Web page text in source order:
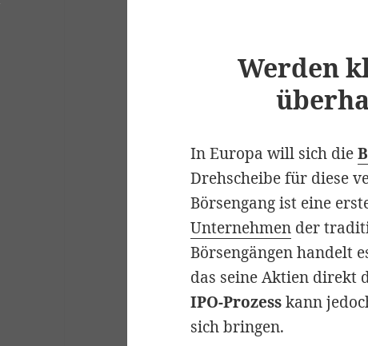
Werden
In Europa will sich die
Drehscheibe für diese
Börsengang ist eine
Unternehmen der
Börsengängen handelt
das seine Aktien direkt
IPO-Prozesskann
sich bringen.